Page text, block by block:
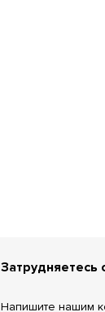
Затрудняетесь
Напишите нашим